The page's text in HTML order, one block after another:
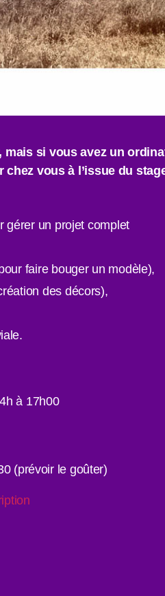
si vous avez un
vous à l’issue du
gérer un projet complet
faire bouger un modèle),
des décors),
à 17h00
(prévoir le goûter)